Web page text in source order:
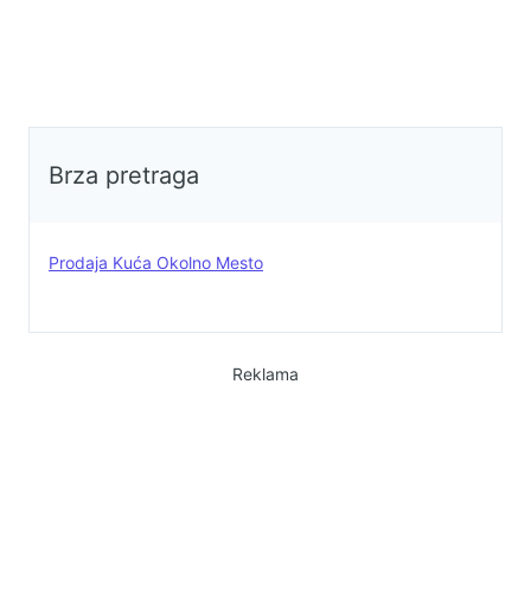
Brza pretraga
Prodaja Kuća Okolno Mesto
Reklama